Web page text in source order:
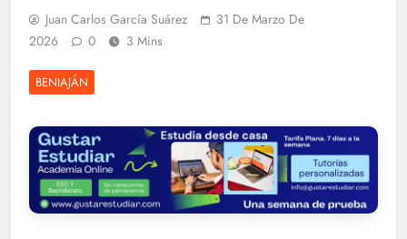
Juan Carlos García Suárez
31 De Marzo De
2026
0 3 Mins
BENIAJÁN